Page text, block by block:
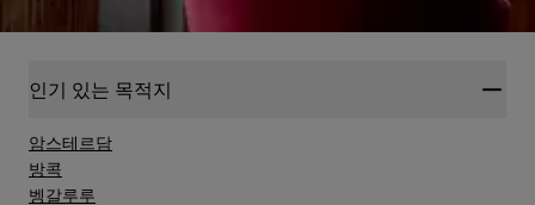
인기 있는 목적지
암스테르담
방콕
벵갈루루